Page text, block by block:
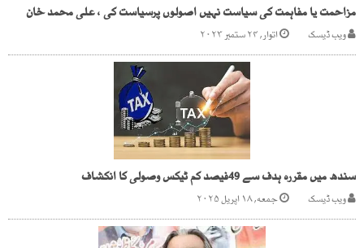
مزاحمت یا مفاہمت کی سیاست نہیں اصولوں پرسیاست کی ، علی محمد خان
ویب ڈیسک اتوار, ۲۴ ستمبر ۲۰۲۳
سندھ میں مقررہ ہدف سے 49فیصد کم ٹیکس وصولی کا انکشاف
ویب ڈیسک جمعه, ۱۸ اپریل ۲۰۲۵